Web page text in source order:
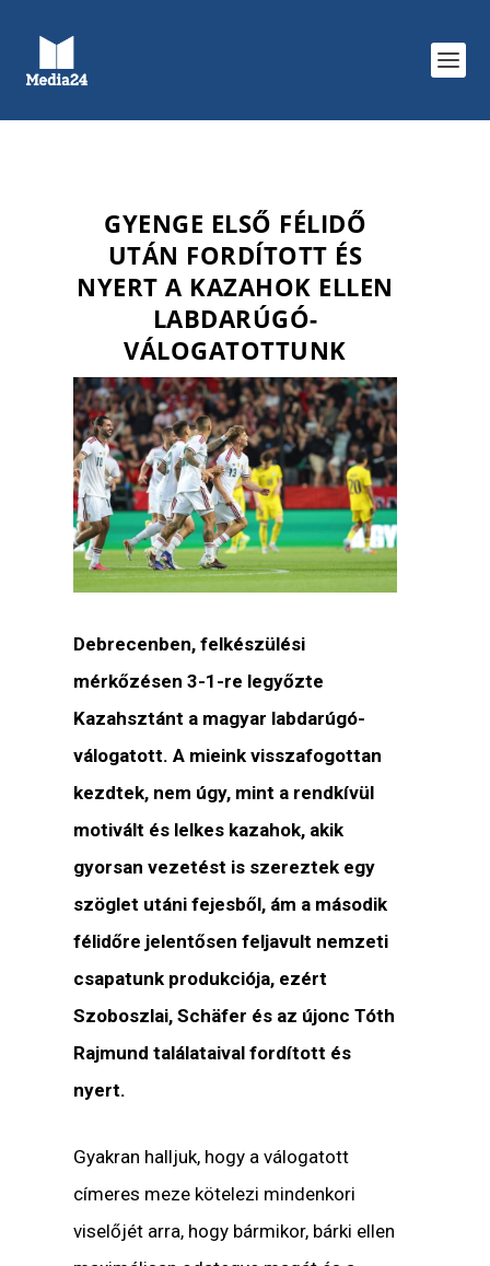
GYENGE ELSŐ FÉLIDŐ
UTÁN FORDÍTOTT ÉS
NYERT A KAZAHOK ELLEN
LABDARÚGÓ-
VÁLOGATOTTUNK
Debrecenben, felkészülési
mérkőzésen 3-1-re legyőzte
Kazahsztánt a magyar labdarúgó-
válogatott. A mieink visszafogottan
kezdtek, nem úgy, mint a rendkívül
motivált és lelkes kazahok, akik
gyorsan vezetést is szereztek egy
szöglet utáni fejesből, ám a második
félidőre jelentősen feljavult nemzeti
csapatunk produkciója, ezért
Szoboszlai, Schäfer és az újonc Tóth
Rajmund találataival fordított és
nyert.
Gyakran halljuk, hogy a válogatott
címeres meze kötelezi mindenkori
viselőjét arra, hogy bármikor, bárki ellen